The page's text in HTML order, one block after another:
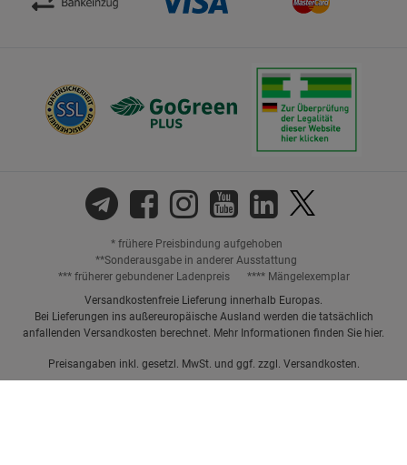
* frühere Preisbindung aufgehoben
**Sonderausgabe in anderer Ausstattung
*** früherer gebundener Ladenpreis
**** Mängelexemplar
Versandkostenfreie Lieferung innerhalb Europas.
Bei Lieferungen ins außereuropäische Ausland werden die tatsächlich
anfallenden Versandkosten berechnet. Mehr Informationen finden Sie hier.
Preisangaben inkl. gesetzl. MwSt. und ggf. zzgl. Versandkosten.